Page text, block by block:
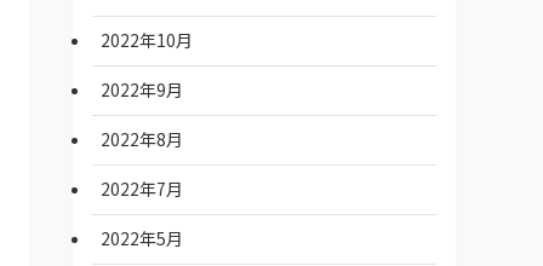
2022年10月
2022年9月
2022年8月
2022年7月
2022年5月